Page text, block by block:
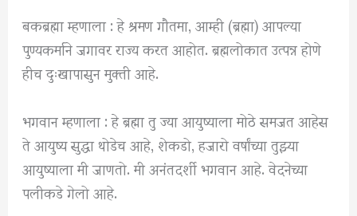
बकब्रह्मा म्हणाला : हे श्रमण गौतमा, आम्ही (ब्रह्मा) आपल्या
पुण्यकर्माने जगावर राज्य करत आहोत. ब्रह्मलोकात उत्पन्न होणे
हीच दुःखापासुन मुक्ती आहे.
भगवान म्हणाला : हे ब्रह्मा तु ज्या आयुष्याला मोठे समजत आहेस
ते आयुष्य सुद्धा थोडेच आहे, शेकडो, हजारो वर्षांच्या तुझ्या
आयुष्याला मी जाणतो. मी अनंतदर्शी भगवान आहे. वेदनेच्या
पलीकडे गेलो आहे.